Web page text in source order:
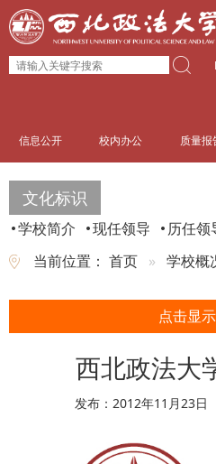
信息公开 校内办公 质量报
文化标识
学校简介 现任领导 历任领
当前位置： 首页 学校概
点击显
西北政法大
发布：2012年11月23日